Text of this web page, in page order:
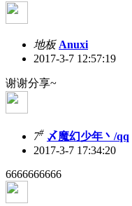
地板 Anuxi
2017-3-7 12:57:19
谢谢分享~
7# 〆魔幻少年丶/qq
2017-3-7 17:34:20
6666666666